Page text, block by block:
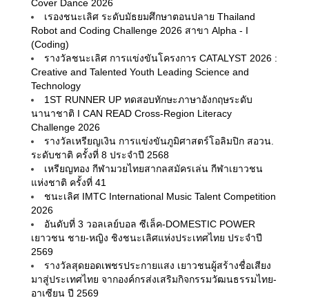
Cover Dance 2026
เรองชนะเลิศ ระดับมัธยมศึกษาตอนปลาย Thailand
Robot and Coding Challenge 2026 สาขา Alpha - I
(Coding)
รางวัลชนะเลิศ การแข่งขันโครงการ CATALYST 2026 :
Creative and Talented Youth Leading Science and
Technology
1ST RUNNER UP ทดสอบทักษะภาษาอังกฤษระดับ
นานาชาติ I CAN READ Cross-Region Literacy
Challenge 2026
รางวัลเหรียญเงิน การแข่งขันภูมิศาสตร์โอลิมปิก สอวน.
ระดับชาติ ครั้งที่ 8 ประจำปี 2568
เหรียญทอง กีฬามวยไทยสากลสมัครเล่น กีฬาเยาวชน
แห่งชาติ ครั้งที่ 41
ชนะเลิศ IMTC International Music Talent Competition
2026
อันดับที่ 3 วอลเลย์บอล ซีเล็ค-DOMESTIC POWER
เยาวชน ชาย-หญิง ชิงชนะเลิศแห่งประเทศไทย ประจำปี
2569
รางวัลสุดยอดเพชรประกายแสง เยาวชนผู้สร้างชื่อเสียง
มาสู่ประเทศไทย จากองค์กรส่งเสริมกิจกรรมวัฒนธรรมไทย-
อาเซียน ปี 2569